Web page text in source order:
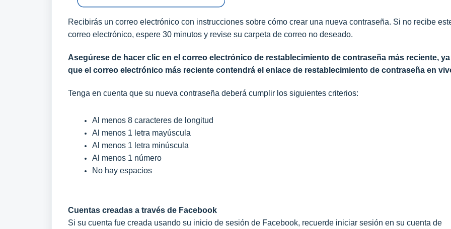
Recibirás un correo electrónico con instrucciones sobre cómo crear una nueva contraseña. Si no recibe
correo electrónico, espere 30 minutos y revise su carpeta de correo no deseado.
Asegúrese de hacer clic en el correo electrónico de restablecimiento de contraseña más reciente, ya
que el correo electrónico más reciente contendrá el enlace de restablecimiento de contraseña en
Tenga en cuenta que su nueva contraseña deberá cumplir los siguientes criterios:
Al menos 8 caracteres de longitud
Al menos 1 letra mayúscula
Al menos 1 letra minúscula
Al menos 1 número
No hay espacios
Cuentas creadas a través de Facebook
Si su cuenta fue creada usando su inicio de sesión de Facebook, recuerde iniciar sesión en su cuenta de